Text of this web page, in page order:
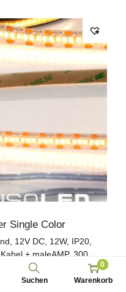
Single Color
12V DC, 12W, IP20,
+ maleAMP, 300
Suchen
0
Warenkorb